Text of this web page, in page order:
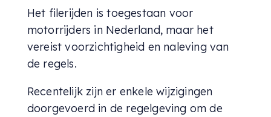
Het filerijden is toegestaan voor
motorrijders in Nederland, maar het
vereist voorzichtigheid en naleving van
de regels.
Recentelijk zijn er enkele wijzigingen
doorgevoerd in de regelgeving om de